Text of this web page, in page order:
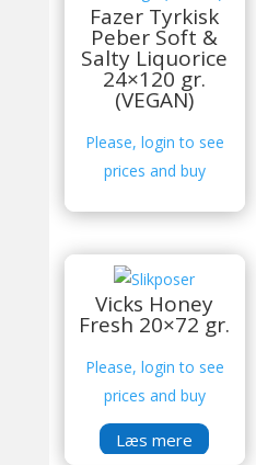
Fazer Tyrkisk
Peber Soft &
Salty Liquorice
24×120 gr.
(VEGAN)
Please, login to see
prices and buy
Vicks Honey
Fresh 20×72 gr.
Please, login to see
prices and buy
Læs mere